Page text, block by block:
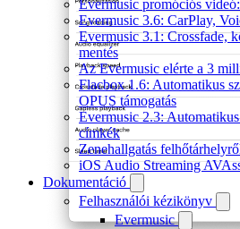
Evermusic promóciós
Evermusic 3.6: CarPlay,
Evermusic 3.1: Crossfade,
mentés
Az Evermusic elérte a 3
Flacbox 1.6: Automatikus
OPUS támogatás
Evermusic 2.3:
címkék
Zenehallgatás
iOS Audio Streaming
Dokumentáció
Felhasználói kézikönyv
Evermusic